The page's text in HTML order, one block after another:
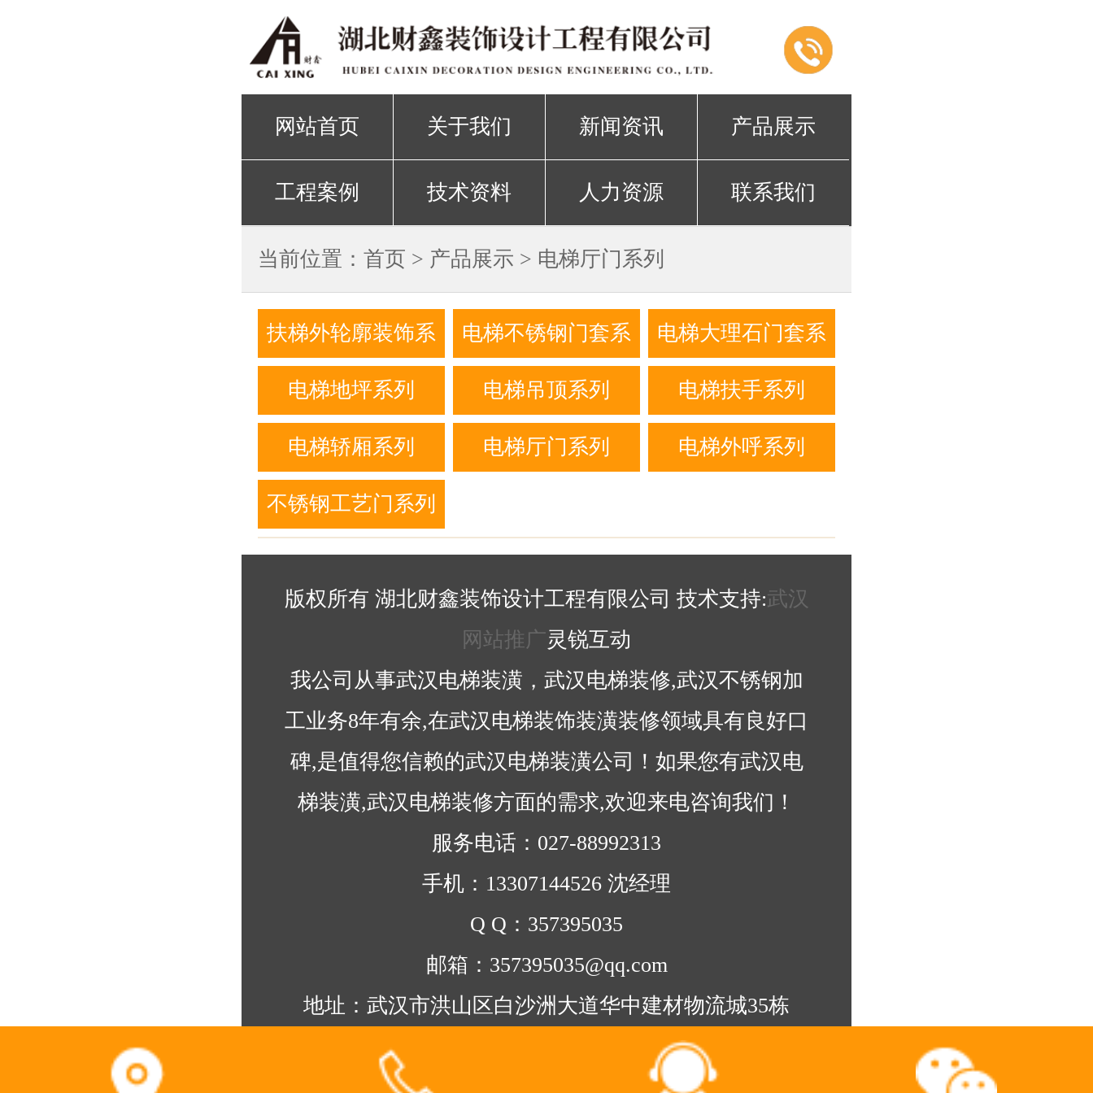
网站首页 关于我们 新闻资讯 产品展示
工程案例 技术资料 人力资源 联系我们
当前位置： 首页 > 产品展示 > 电梯厅门系列
扶梯外轮廓装饰系
列
电梯不锈钢门套系
列
电梯大理石门套系
列
电梯地坪系列 电梯吊顶系列 电梯扶手系列
电梯轿厢系列 电梯厅门系列 电梯外呼系列
不锈钢工艺门系列
版权所有 湖北财鑫装饰设计工程有限公司 技术支持:武汉
网站推广灵锐互动
我公司从事武汉电梯装潢，武汉电梯装修,武汉不锈钢加
工业务8年有余,在武汉电梯装饰装潢装修领域具有良好口
碑,是值得您信赖的武汉电梯装潢公司！如果您有武汉电
梯装潢,武汉电梯装修方面的需求,欢迎来电咨询我们！
服务电话：027-88992313
手机：13307144526 沈经理
Q Q：357395035
邮箱：357395035@qq.com
地址：武汉市洪山区白沙洲大道华中建材物流城35栋